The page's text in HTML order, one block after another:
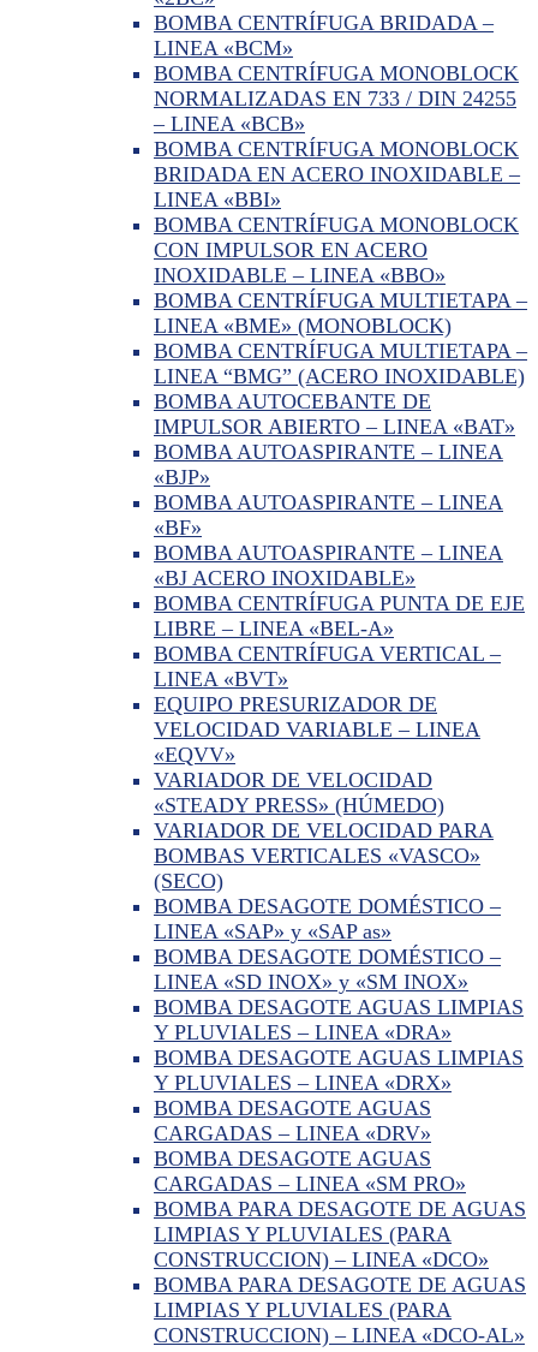
BOMBA CENTRÍFUGA BRIDADA –
LINEA «BCM»
BOMBA CENTRÍFUGA MONOBLOCK
NORMALIZADAS EN 733 / DIN 24255
– LINEA «BCB»
BOMBA CENTRÍFUGA MONOBLOCK
BRIDADA EN ACERO INOXIDABLE –
LINEA «BBI»
BOMBA CENTRÍFUGA MONOBLOCK
CON IMPULSOR EN ACERO
INOXIDABLE – LINEA «BBO»
BOMBA CENTRÍFUGA MULTIETAPA –
LINEA «BME» (MONOBLOCK)
BOMBA CENTRÍFUGA MULTIETAPA –
LINEA “BMG” (ACERO INOXIDABLE)
BOMBA AUTOCEBANTE DE
IMPULSOR ABIERTO – LINEA «BAT»
BOMBA AUTOASPIRANTE – LINEA
«BJP»
BOMBA AUTOASPIRANTE – LINEA
«BF»
BOMBA AUTOASPIRANTE – LINEA
«BJ ACERO INOXIDABLE»
BOMBA CENTRÍFUGA PUNTA DE EJE
LIBRE – LINEA «BEL-A»
BOMBA CENTRÍFUGA VERTICAL –
LINEA «BVT»
EQUIPO PRESURIZADOR DE
VELOCIDAD VARIABLE – LINEA
«EQVV»
VARIADOR DE VELOCIDAD
«STEADY PRESS» (HÚMEDO)
VARIADOR DE VELOCIDAD PARA
BOMBAS VERTICALES «VASCO»
(SECO)
BOMBA DESAGOTE DOMÉSTICO –
LINEA «SAP» y «SAP as»
BOMBA DESAGOTE DOMÉSTICO –
LINEA «SD INOX» y «SM INOX»
BOMBA DESAGOTE AGUAS LIMPIAS
Y PLUVIALES – LINEA «DRA»
BOMBA DESAGOTE AGUAS LIMPIAS
Y PLUVIALES – LINEA «DRX»
BOMBA DESAGOTE AGUAS
CARGADAS – LINEA «DRV»
BOMBA DESAGOTE AGUAS
CARGADAS – LINEA «SM PRO»
BOMBA PARA DESAGOTE DE AGUAS
LIMPIAS Y PLUVIALES (PARA
CONSTRUCCION) – LINEA «DCO»
BOMBA PARA DESAGOTE DE AGUAS
LIMPIAS Y PLUVIALES (PARA
CONSTRUCCION) – LINEA «DCO-AL»